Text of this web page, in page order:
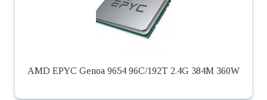
AMD EPYC Genoa 9654 96C/192T 2.4G 384M 360W